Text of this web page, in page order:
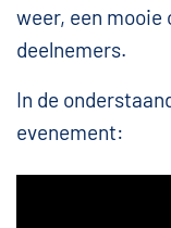
weer, een mooie
deelnemers.
In de
evenement: